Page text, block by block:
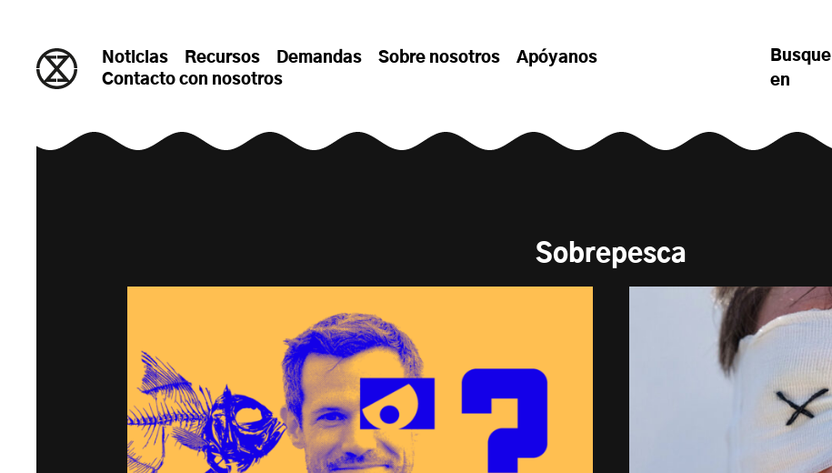
Noticias Recursos Demandas Sobre nosotros
Apóyanos
Contacto con nosotros
Busque
en
Sobrepesca